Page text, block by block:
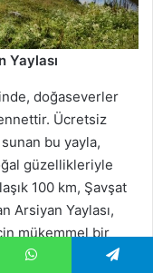
Yaylası
doğaseverler
Ücretsiz
sunan bu yayla,
güzellikleriyle
100 km, Şavşat
Arsiyan Yaylası,
mükemmel bir